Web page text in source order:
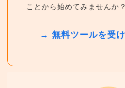
ことから始めてみませんか？
→ 無料ツールを受